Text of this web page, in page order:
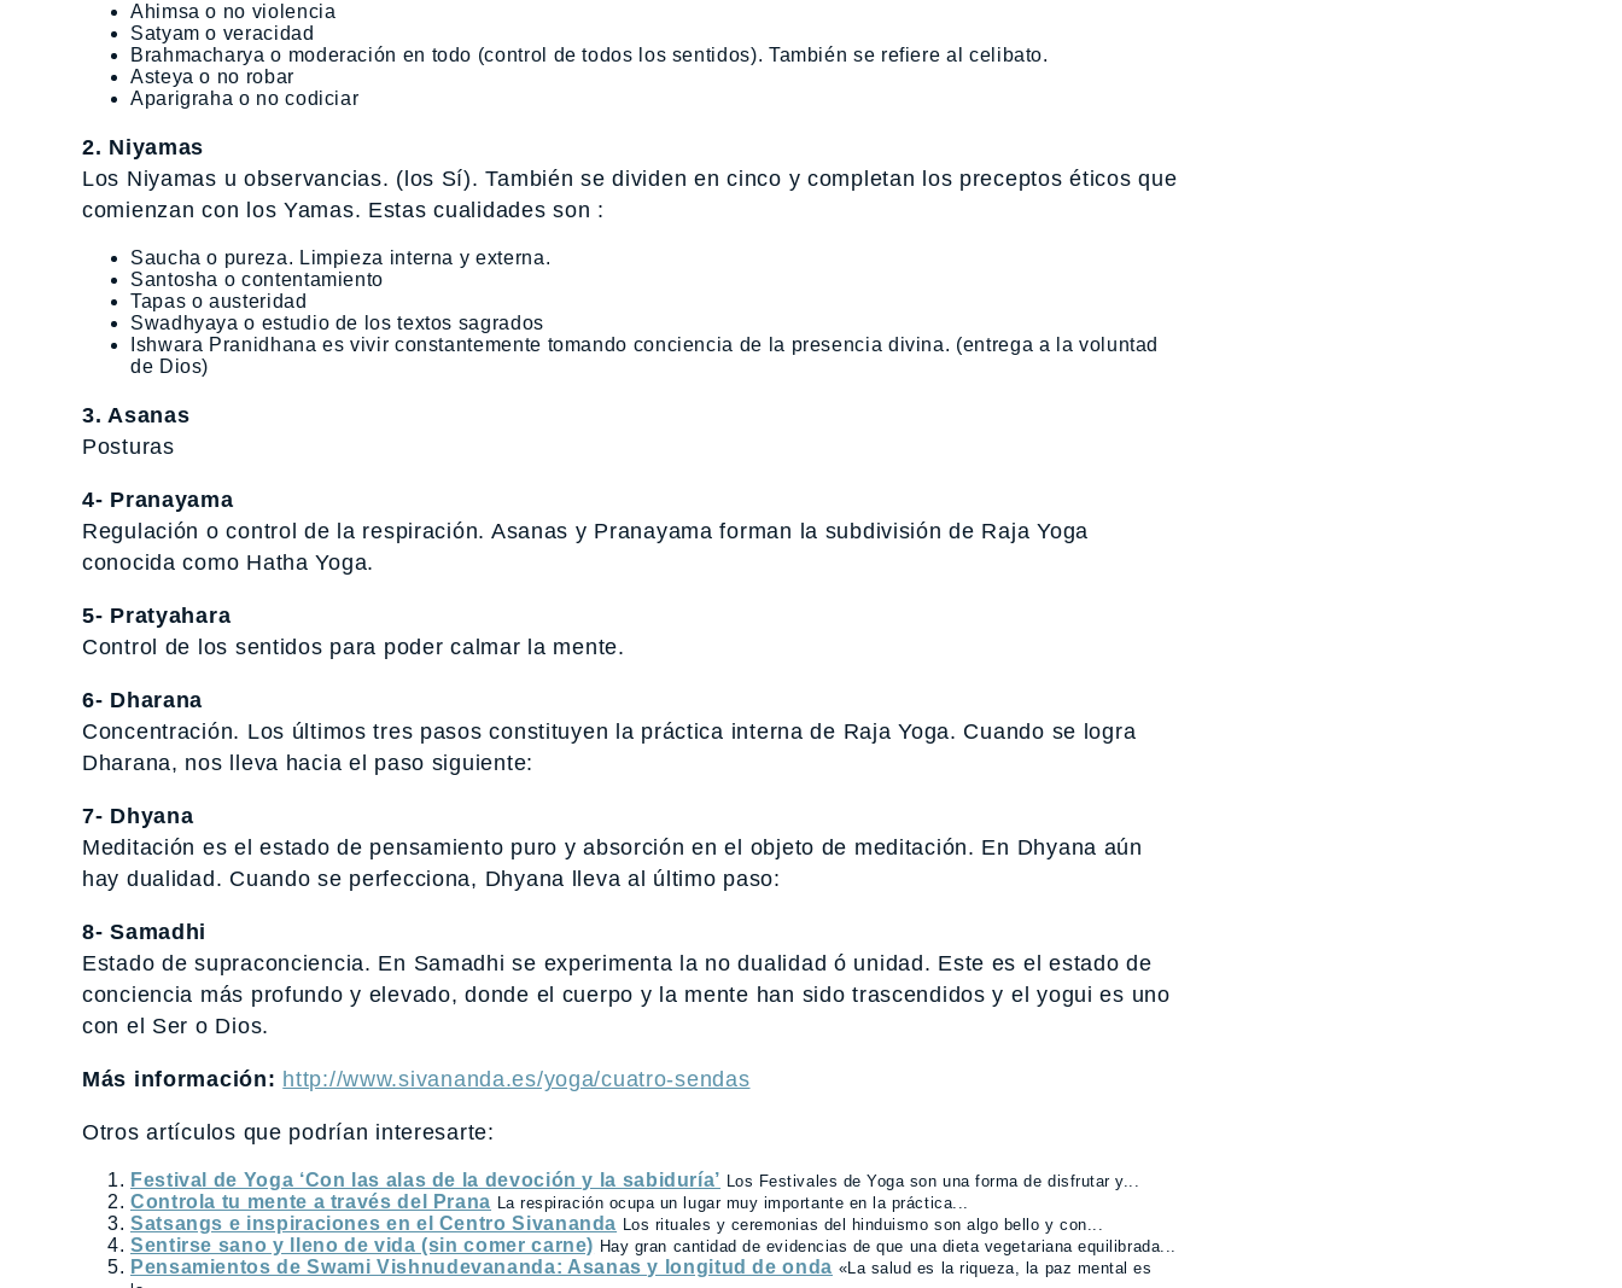
Ahimsa o no violencia
Satyam o veracidad
Brahmacharya o moderación en todo (control de todos los sentidos). También se refiere al celibato.
Asteya o no robar
Aparigraha o no codiciar
2. Niyamas
Los Niyamas u observancias. (los Sí). También se dividen en cinco y completan los preceptos éticos que
comienzan con los Yamas. Estas cualidades son :
Saucha o pureza. Limpieza interna y externa.
Santosha o contentamiento
Tapas o austeridad
Swadhyaya o estudio de los textos sagrados
Ishwara Pranidhana es vivir constantemente tomando conciencia de la presencia divina. (entrega a la voluntad
de Dios)
3. Asanas
Posturas
4- Pranayama
Regulación o control de la respiración. Asanas y Pranayama forman la subdivisión de Raja Yoga
conocida como Hatha Yoga.
5- Pratyahara
Control de los sentidos para poder calmar la mente.
6- Dharana
Concentración. Los últimos tres pasos constituyen la práctica interna de Raja Yoga. Cuando se logra
Dharana, nos lleva hacia el paso siguiente:
7- Dhyana
Meditación es el estado de pensamiento puro y absorción en el objeto de meditación. En Dhyana aún
hay dualidad. Cuando se perfecciona, Dhyana lleva al último paso:
8- Samadhi
Estado de supraconciencia. En Samadhi se experimenta la no dualidad ó unidad. Este es el estado de
conciencia más profundo y elevado, donde el cuerpo y la mente han sido trascendidos y el yogui es uno
con el Ser o Dios.
Más información: http://www.sivananda.es/yoga/cuatro-sendas
Otros artículos que podrían interesarte:
Festival de Yoga ‘Con las alas de la devoción y la sabiduría’ Los Festivales de Yoga son una forma de disfrutar y...
Controla tu mente a través del Prana La respiración ocupa un lugar muy importante en la práctica...
Satsangs e inspiraciones en el Centro Sivananda Los rituales y ceremonias del hinduismo son algo bello y con...
Sentirse sano y lleno de vida (sin comer carne) Hay gran cantidad de evidencias de que una dieta vegetariana equilibrada...
Pensamientos de Swami Vishnudevananda: Asanas y longitud de onda «La salud es la riqueza, la paz mental es